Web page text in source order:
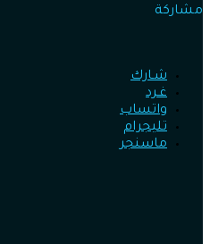
مشاركة
شـارك
غـرد
واتساب
تليجرام
ماسنجر